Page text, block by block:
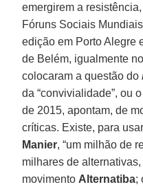
emergirem a
Fóruns Sociais
edição em Porto Alegre
de Belém, igualmente
colocaram a questão do
da “convivialidade”, ou
de 2015, apontam, de
críticas. Existe, para
Manier, “um milhão de
milhares de
movimento Alternatiba;